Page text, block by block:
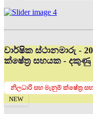
වාර්ෂික ස්ථානමාරු -
ක්ෂේත්‍ර සහයක - දකුණු
නිලධාරි සහ මැනුම් ක්ෂේත්‍ර
NEW